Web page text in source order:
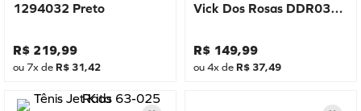
1294032 Preto
R$ 219,99
ou 7x de R$ 31,42
Vick Dos Rosas DDR03E
R$ 149,99
ou4x de R$ 37,49